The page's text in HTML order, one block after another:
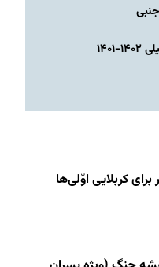
کربلایی اوّلی‌ها